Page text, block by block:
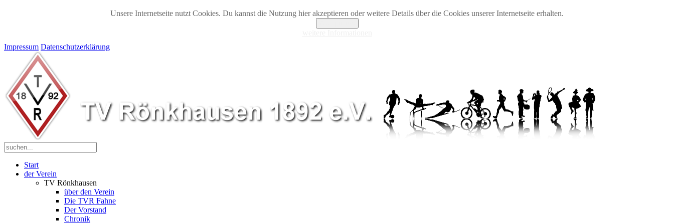
Unsere Internetseite nutzt Cookies. Du kannst die Nutzung hier akzeptieren oder weitere Details über die Cookies unserer Internetseite erhalten.
Impressum Datenschutzerklärung
Start
der Verein
TV Rönkhausen
über den Verein
Die TVR Fahne
Der Vorstand
Chronik